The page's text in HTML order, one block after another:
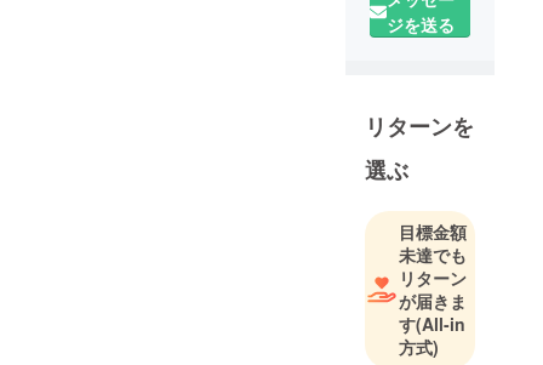
ジを送る
リターンを
選ぶ
目標金額
未達でも
リターン
が届きま
す(All-in
方式)